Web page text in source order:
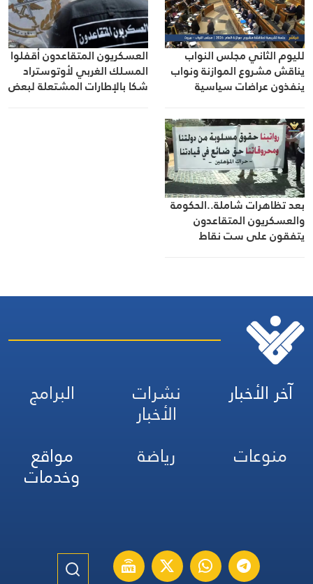
لليوم الثاني مجلس النواب
يناقش مشروع الموازنة ونواب
ينفذون عراضات سياسية
العسكريون المتقاعدون أقفلوا
المسلك الغربي لأوتوستراد
شكا بالإطارات المشتعلة لبعض
بعد تظاهرات شاملة..الحكومة
والعسكريون المتقاعدون
يتفقون على ست نقاط
آخر الأخبار نشرات
الأخبار
البرامج
منوعات
رياضة مواقع
وخدمات